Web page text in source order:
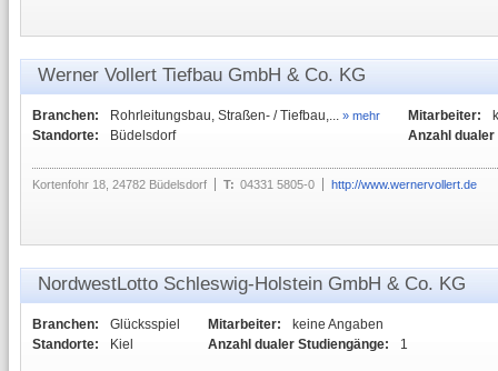
Werner Vollert Tiefbau GmbH & Co. KG
Branchen: Rohrleitungsbau, Straßen- / Tiefbau,... » mehr
Standorte: Büdelsdorf
Mitarbeiter:
Anzahl
Kortenfohr 18, 24782 Büdelsdorf T: 04331 5805-0 http://www.wernervollert.de
NordwestLotto Schleswig-Holstein GmbH & Co. KG
Branchen:
Glücksspiel
Standorte:
Kiel
Mitarbeiter:
keine Angaben
Anzahl dualer Studiengänge:
1